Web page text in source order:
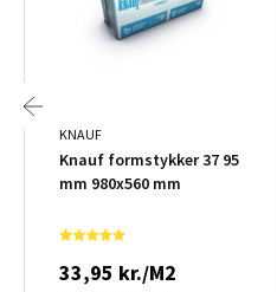
KNAUF
Knauf formstykker 37 95
mm 980x560 mm
33,95 kr./M2